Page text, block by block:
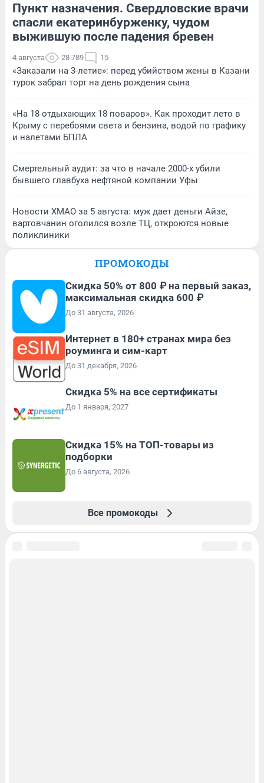
Пункт назначения. Свердловские врачи
спасли екатеринбурженку, чудом
выжившую после падения бревен
4 августа 28 789 15
«Заказали на 3-летие»: перед убийством жены в Казани
турок забрал торт на день рождения сына
«На 18 отдыхающих 18 поваров». Как проходит лето в
Крыму с перебоями света и бензина, водой по графику
и налетами БПЛА
Смертельный аудит: за что в начале 2000-х убили
бывшего главбуха нефтяной компании Уфы
Новости ХМАО за 5 августа: муж дает деньги Айзе,
вартовчанин оголился возле ТЦ, откроются новые
поликлиники
ПРОМОКОДЫ
Скидка 50% от 800 ₽ на первый заказ,
максимальная скидка 600 ₽
До 31 августа, 2026
Интернет в 180+ странах мира без
роуминга и сим-карт
До 31 декабря, 2026
Скидка 5% на все сертификаты
До 1 января, 2027
Скидка 15% на ТОП-товары из
подборки
До 6 августа, 2026
Все промокоды